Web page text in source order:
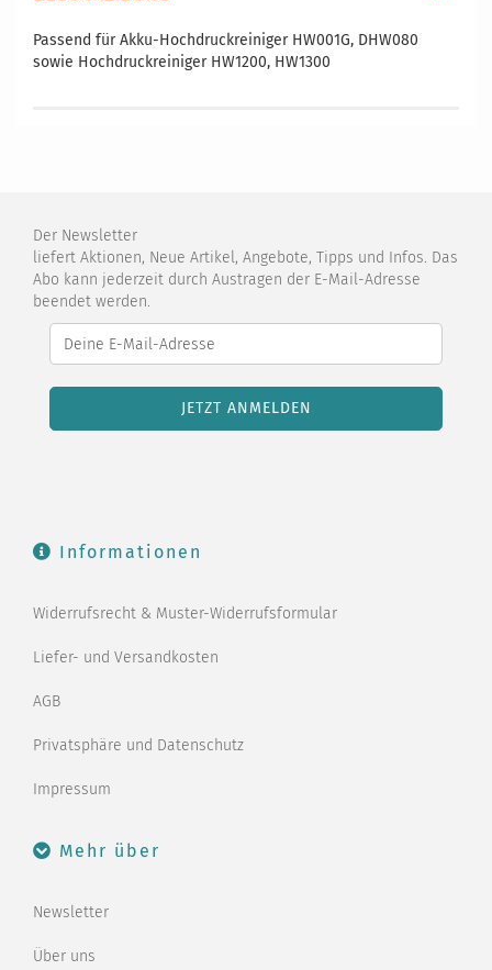
Passend für Akku-Hochdruckreiniger HW001G, DHW080
sowie Hochdruckreiniger HW1200, HW1300
Der Newsletter
liefert Aktionen, Neue Artikel, Angebote, Tipps und Infos. Das
Abo kann jederzeit durch Austragen der E-Mail-Adresse
beendet werden.
Informationen
Widerrufsrecht & Muster-Widerrufsformular
Liefer- und Versandkosten
AGB
Privatsphäre und Datenschutz
Impressum
Mehr über
Newsletter
Über uns